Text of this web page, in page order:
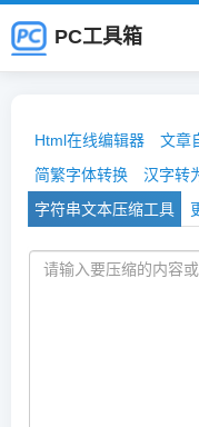
PC工具箱
Html在线编辑器 文章
简繁字体转换
汉字转
字符串文本压缩工具